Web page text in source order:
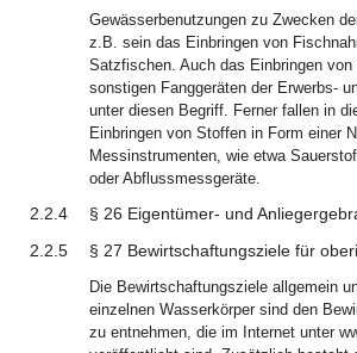
Gewässerbenutzungen zu Zwecken
z.B. sein das Einbringen von
Satzfischen. Auch das Einbringen von
sonstigen Fanggeräten der Erwerbs-
unter diesen Begriff. Ferner fallen in
Einbringen von Stoffen in Form einer
Messinstrumenten, wie etwa
oder Abflussmessgeräte.
2.2.4
§ 26 Eigentümer- und
2.2.5
§ 27 Bewirtschaftungsziele für
Die Bewirtschaftungsziele allgemein
einzelnen Wasserkörper sind den
zu entnehmen, die im Internet unter